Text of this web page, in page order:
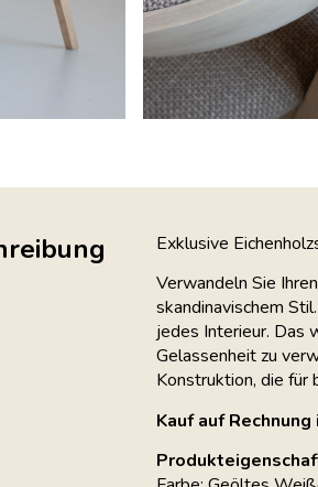
Exklusive
Verwandeln Sie
skandinavischem
jedes Interieur. Das
Gelassenheit zu
Konstruktion, die für
Kauf auf